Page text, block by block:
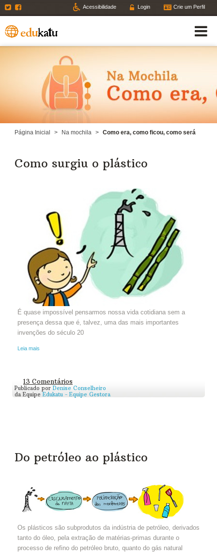
Twitter Acessibilidade Login Crie um Perfil
Página Inicial > Na mochila > Como era, como ficou, como será
Como surgiu o plástico
É quase impossível pensarmos nossa vida cotidiana sem a
presença dessa que é, talvez, uma das mais importantes
invenções do século 20
Leia mais
13 Comentários
Publicado por Denise Conselheiro
da Equipe Edukatu - Equipe Gestora
Do petróleo ao plástico
Os plásticos são subprodutos da indústria de petróleo, derivados
tanto do óleo, pela extração de matérias-primas durante o
processo de refino do petróleo bruto, quanto do gás natural